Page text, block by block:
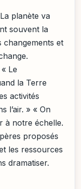
planète va
souvent la
changements et
Le
la Terre
activités
l’air. » « On
à notre échelle.
proposés
les ressources
dramatiser.